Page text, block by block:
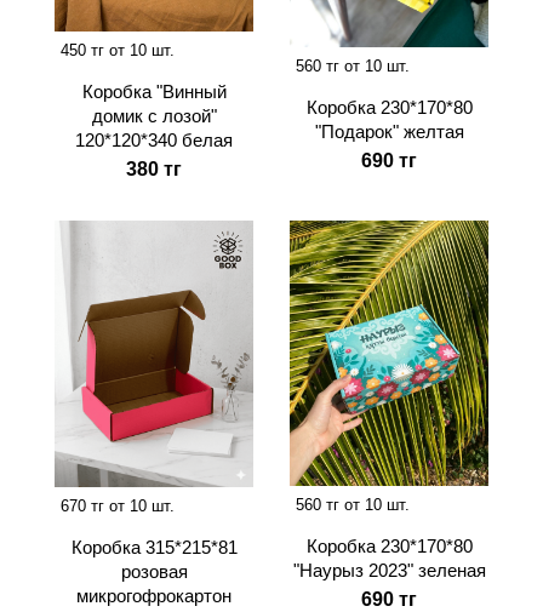
450 тг от 10 шт.
Коробка "Винный
домик с лозой"
120*120*340 белая
380 тг
560 тг от 10 шт.
Коробка 230*170*80
"Подарок" желтая
690 тг
670 тг от 10 шт.
Коробка 315*215*81
розовая
микрогофрокартон
560 тг от 10 шт.
Коробка 230*170*80
"Наурыз 2023" зеленая
690 тг